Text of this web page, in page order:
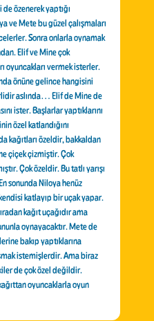
özenerek yaptığı
ve Mete bu güzel çalışmaları
Sonra onlarla oynamak
Elif ve Mine çok
oyuncakları vermek isterler.
önüne gelince hangisini
aslında… Elif de Mine de
ister. Başlarlar yaptıklarını
özel katlandığını
kağıtları özeldir, bakkaldan
çiçek çizmiştir. Çok
Çok özeldir. Bu tatlı yarışı
sonunda Niloya henüz
katlayıp bir uçak yapar.
kağıt uçağıdır ama
oynayacaktır. Mete de
bakıp yaptıklarına
istemişlerdir. Ama biraz
de çok özel değildir.
oyuncaklarla oyun